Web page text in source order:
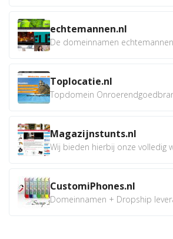
echtemannen.nl
Toplocatie.nl
Magazijnstunts.nl
CustomiPhones.nl